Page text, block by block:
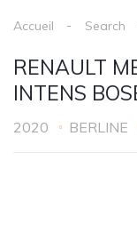
Accueil Search
RENAULT
INTENS
2020 BERLINE